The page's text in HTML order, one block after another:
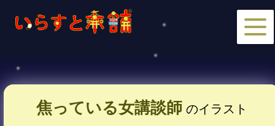
焦っている女講談師 のイラスト